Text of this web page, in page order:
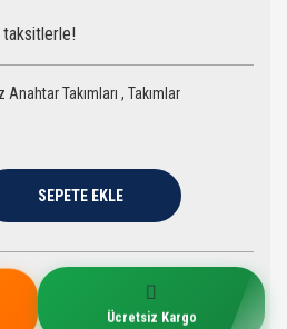
taksitlerle!
Anahtar Takımları ,Takımlar
SEPETE EKLE
Ücretsiz Kargo